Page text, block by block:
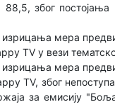
због
мера
TV у вези
мера
TV, због
за емисију